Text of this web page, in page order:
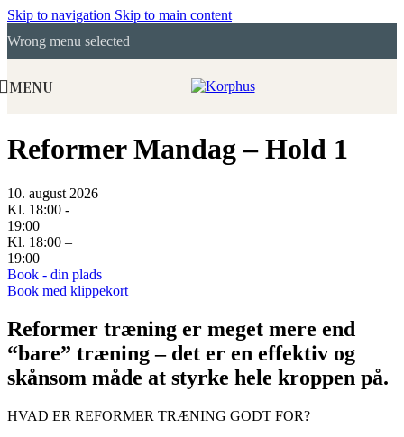
Skip to navigation Skip to main content
Wrong menu selected
MENU
Reformer Mandag – Hold 1
10. august 2026
Kl. 18:00 -
19:00
Kl. 18:00 –
19:00
Book - din plads
Book med klippekort
Reformer træning er meget mere end
“bare” træning – det er en effektiv og
skånsom måde at styrke hele kroppen på.
HVAD ER REFORMER TRÆNING GODT FOR?